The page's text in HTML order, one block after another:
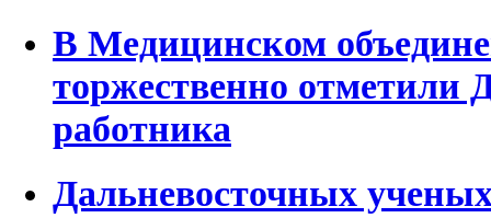
В Медицинском
торжественно отметили
работника
Дальневосточных